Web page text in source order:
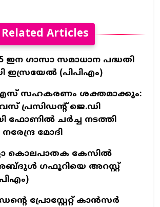
Related Articles
15 ഇന ഗാസാ സമാധാന പദ്ധതി
ഇസ്രയേൽ (പിപിഎം)
സഹകരണം ശക്തമാക്കും:
പ്രസിഡന്റ് ജെ.ഡി
ഫോണിൽ ചർച്ച നടത്തി
നരേന്ദ്ര മോദി
കൊലപാതക കേസിൽ
ഗഫൂറിയെ അറസ്റ്റ്
പ്രോസ്റ്റേറ്റ് കാൻസർ